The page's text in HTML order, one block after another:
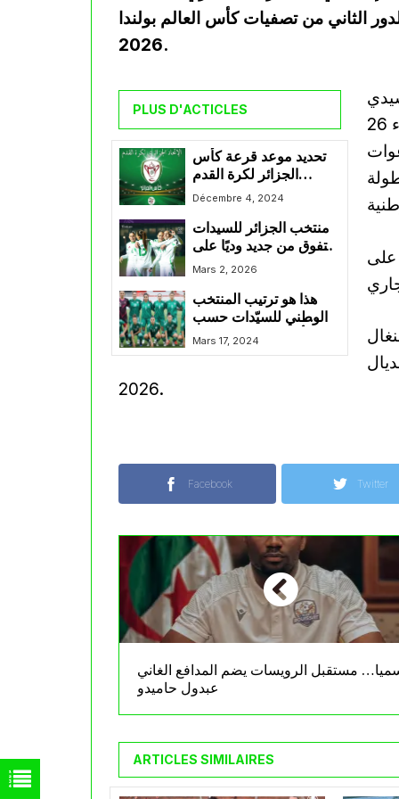
الثاني من تصفيات كأس العالم بولندا
2026.
PLUS D'ACTICLES
تحديد موعد قرعة كأس
الجزائر لكرة القدم
النسوية والشباب مع
Décembre 4, 2024
منتخب الجزائر للسيدات
يتفوق من جديد وديًا على
نظيره المصري
Mars 2, 2026
هذا هو ترتيب المنتخب
الوطني للسيّدات حسب
أحدث تصنيف للفيقا
Mars 17, 2024
موسى و يشهد لأول مرة منذ إعادة بعث الفريق استدعاء 26
على
2026.
Facebook Twitter
مستقبل الرويسات يضم المدافع الغاني
عبدول حاميدو
ARTICLES SIMILAIRES